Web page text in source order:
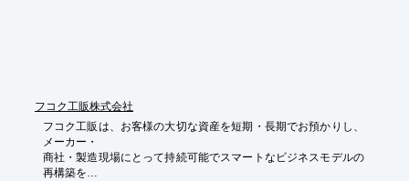
フコク工販株式会社
フコク工販は、お客様の大切な資産を短期・長期でお預かりし、
メーカー・
商社・製造現場にとって持続可能でスマートなビジネスモデルの
再構築を